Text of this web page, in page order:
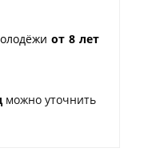
от 8 лет
можно уточнить